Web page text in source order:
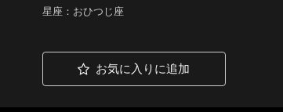
星座：おひつじ座
お気に入りに追加